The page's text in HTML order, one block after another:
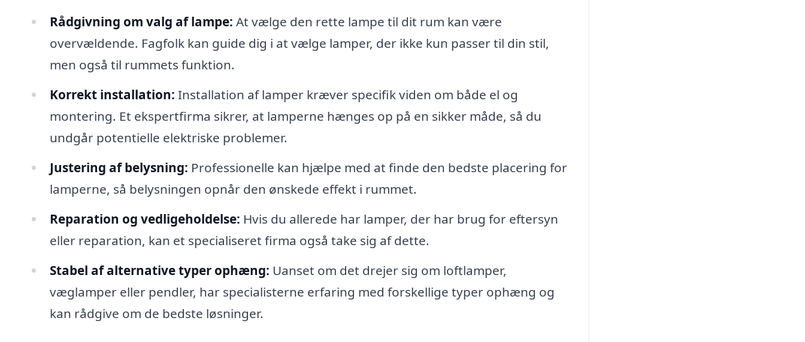
Rådgivning om valg af lampe: At vælge den rette lampe til dit rum kan være
overvældende. Fagfolk kan guide dig i at vælge lamper, der ikke kun passer til din stil,
men også til rummets funktion.
Korrekt installation: Installation af lamper kræver specifik viden om både el og
montering. Et ekspertfirma sikrer, at lamperne hænges op på en sikker måde, så du
undgår potentielle elektriske problemer.
Justering af belysning: Professionelle kan hjælpe med at finde den bedste placering for
lamperne, så belysningen opnår den ønskede effekt i rummet.
Reparation og vedligeholdelse: Hvis du allerede har lamper, der har brug for eftersyn
eller reparation, kan et specialiseret firma også take sig af dette.
Stabel af alternative typer ophæng: Uanset om det drejer sig om loftlamper,
væglamper eller pendler, har specialisterne erfaring med forskellige typer ophæng og
kan rådgive om de bedste løsninger.